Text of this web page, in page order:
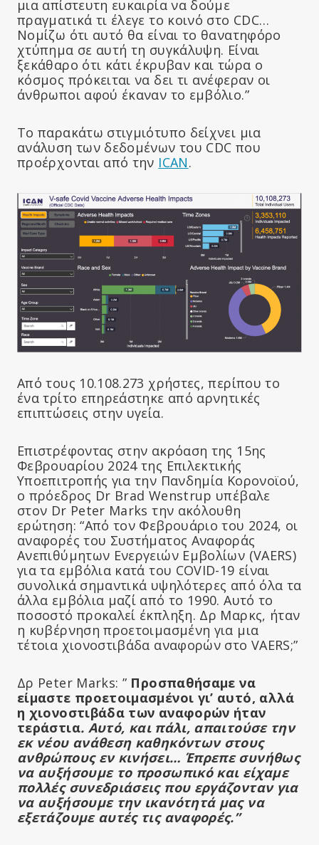
μια απίστευτη ευκαιρία να δούμε
πραγματικά τι έλεγε το κοινό στο CDC…
Νομίζω ότι αυτό θα είναι το θανατηφόρο
χτύπημα σε αυτή τη συγκάλυψη. Είναι
ξεκάθαρο ότι κάτι έκρυβαν και τώρα ο
κόσμος πρόκειται να δει τι ανέφεραν οι
άνθρωποι αφού έκαναν το εμβόλιο.”
Το παρακάτω στιγμιότυπο δείχνει μια
ανάλυση των δεδομένων του CDC που
προέρχονται από την ICAN.
Από τους 10.108.273 χρήστες, περίπου το
ένα τρίτο επηρεάστηκε από αρνητικές
επιπτώσεις στην υγεία.
Επιστρέφοντας στην ακρόαση της 15ης
Φεβρουαρίου 2024 της Επιλεκτικής
Υποεπιτροπής για την Πανδημία Κορονοϊού,
ο πρόεδρος Dr Brad Wenstrup υπέβαλε
στον Dr Peter Marks την ακόλουθη
ερώτηση: “Από τον Φεβρουάριο του 2024, οι
αναφορές του Συστήματος Αναφοράς
Ανεπιθύμητων Ενεργειών Εμβολίων (VAERS)
για τα εμβόλια κατά του COVID-19 είναι
συνολικά σημαντικά υψηλότερες από όλα τα
άλλα εμβόλια μαζί από το 1990. Αυτό το
ποσοστό προκαλεί έκπληξη. Δρ Μαρκς, ήταν
η κυβέρνηση προετοιμασμένη για μια
τέτοια χιονοστιβάδα αναφορών στο VAERS;”
Δρ Peter Marks: ” Προσπαθήσαμε να
είμαστε προετοιμασμένοι γι’ αυτό, αλλά
η χιονοστιβάδα των αναφορών ήταν
τεράστια. Αυτό, και πάλι, απαιτούσε την
εκ νέου ανάθεση καθηκόντων στους
ανθρώπους εν κινήσει… Έπρεπε συνήθως
να αυξήσουμε το προσωπικό και είχαμε
πολλές συνεδριάσεις που εργάζονταν για
να αυξήσουμε την ικανότητά μας να
εξετάζουμε αυτές τις αναφορές.”